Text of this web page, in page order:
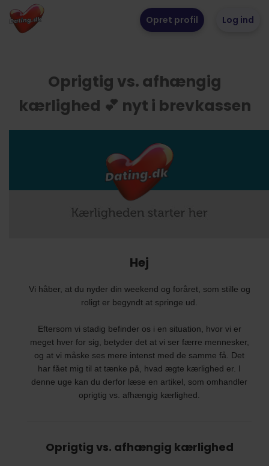
Opret profil Log ind
Oprigtig vs. afhængig
kærlighed 💕 nyt i brevkassen
Hej
Vi håber, at du nyder din weekend og foråret, som stille og
roligt er begyndt at springe ud.
Eftersom vi stadig befinder os i en situation, hvor vi er
meget hver for sig, betyder det at vi ser færre mennesker,
og at vi måske ses mere intenst med de samme få. Det
har fået mig til at tænke på, hvad ægte kærlighed er. I
denne uge kan du derfor læse en artikel, som omhandler
oprigtig vs. afhængig kærlighed.
Oprigtig vs. afhængig kærlighed